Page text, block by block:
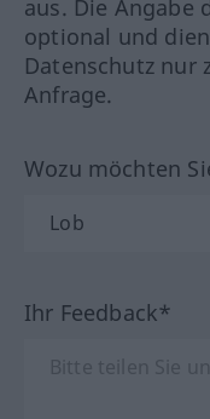
aus. Die Angabe
optional und
Datenschutz nur
Anfrage.
Wozu möchten
Ihr Feedback*